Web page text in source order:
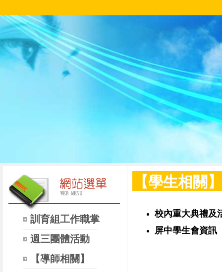
訓育組工作職掌
週三團體活動
【導師相關】
【學生相關】
校內重大典禮及
屏中學生會資訊